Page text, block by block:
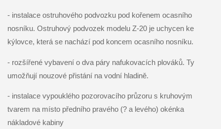
- instalace ostruhového podvozku pod kořenem ocasního
nosníku. Ostruhový podvozek modelu Z-20 je uchycen ke
kýlovce, která se nachází pod koncem ocasního nosníku.
- rozšířené vybavení o dva páry nafukovacích plováků. Ty
umožňují nouzové přistání na vodní hladině.
- instalace vypouklého pozorovacího průzoru s kruhovým
tvarem na místo předního pravého (? a levého) okénka
nákladové kabiny